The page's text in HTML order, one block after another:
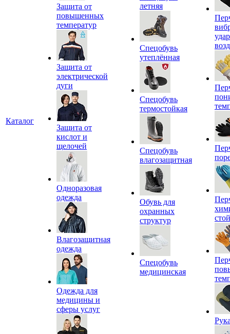
Каталог
Защита от
повышенных
температур
Защита от
электрической
дуги
Защита от
кислот и
щелочей
Одноразовая
одежда
Влагозащитная
одежда
Одежда для
медицины и
сферы услуг
летняя
Спецобувь
утеплённая
Спецобувь
термостойкая
Спецобувь
влагозащитная
Обувь для
охранных
структур
Спецобувь
медицинская